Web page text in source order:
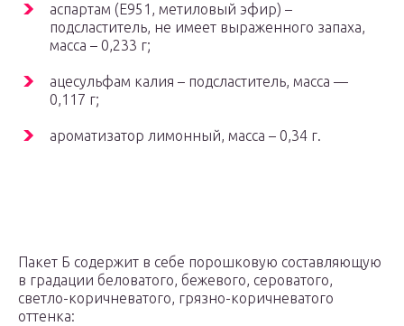
аспартам (E951, метиловый эфир) –
подсластитель, не имеет выраженного запаха,
масса – 0,233 г;
ацесульфам калия – подсластитель, масса —
0,117 г;
ароматизатор лимонный, масса – 0,34 г.
Пакет Б содержит в себе порошковую составляющую
в градации беловатого, бежевого, сероватого,
светло-коричневатого, грязно-коричневатого
оттенка: